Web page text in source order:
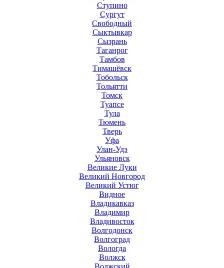
Ступино
Сургут
Свободный
Сыктывкар
Сызрань
Таганрог
Тамбов
Тимашёвск
Тобольск
Тольятти
Томск
Туапсе
Тула
Тюмень
Тверь
Уфа
Улан-Удэ
Ульяновск
Великие Луки
Великий Новгород
Великий Устюг
Видное
Владикавказ
Владимир
Владивосток
Волгодонск
Волгоград
Вологда
Волжск
Волжский